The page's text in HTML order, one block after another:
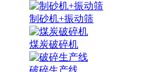
制砂机+振动筛
煤炭破碎机
破碎生产线